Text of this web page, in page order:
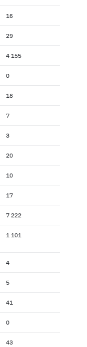
16
29
4 155
0
18
7
3
20
10
17
7 222
1 101
4
5
41
0
43